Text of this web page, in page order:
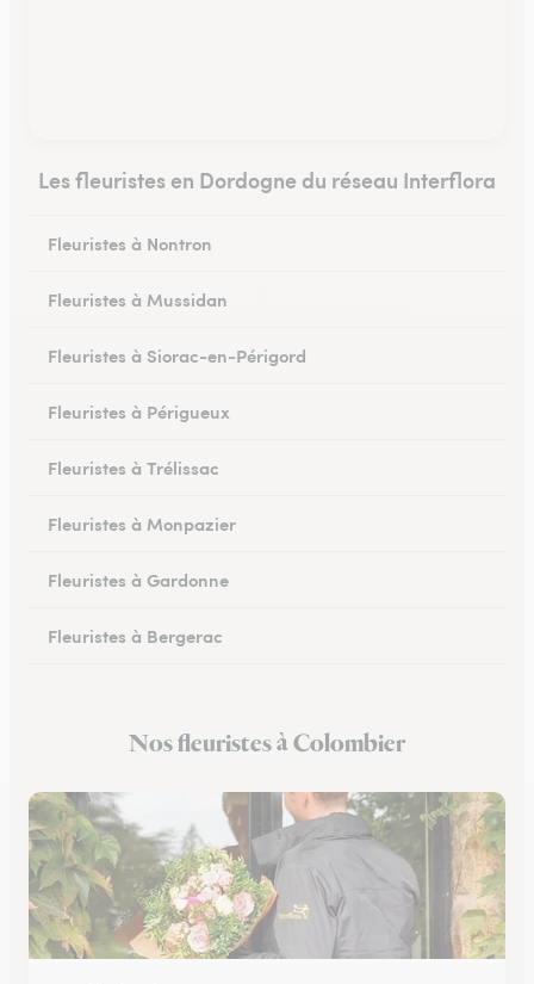
Les fleuristes en Dordogne du réseau Interflora
Fleuristes à Nontron
Fleuristes à Mussidan
Fleuristes à Siorac-en-Périgord
Fleuristes à Périgueux
Fleuristes à Trélissac
Fleuristes à Monpazier
Fleuristes à Gardonne
Fleuristes à Bergerac
Fleuristes à EymetNos fleuristes à Colombier